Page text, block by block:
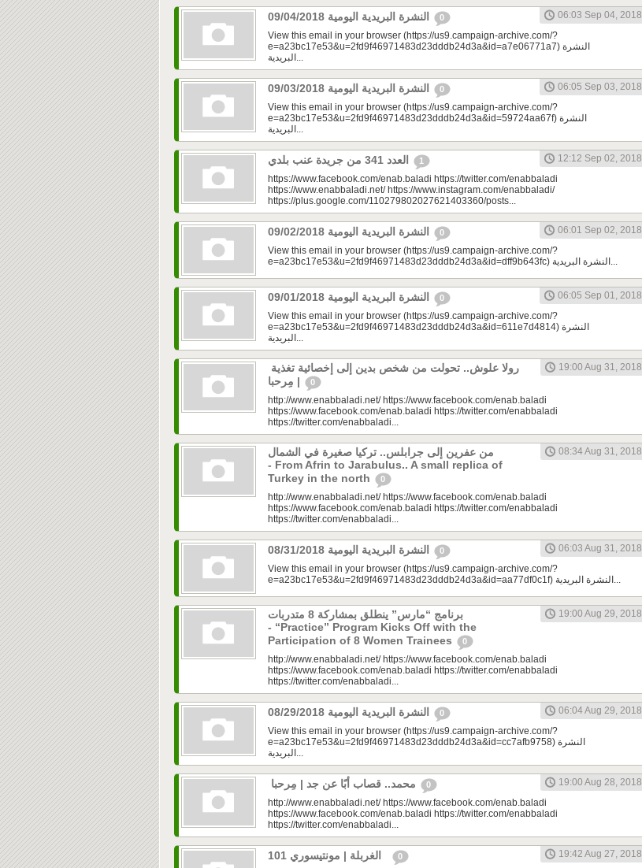
0
06:03 Sep 04, 2018
View this email in your browser (https://us9.campaign-archive.com/?
e=a23bc17e53&u=2fd9f46971483d23dddb24d3a&id=a7e06771a7) النشرة
البريدية...
0
06:05 Sep 03, 2018
View this email in your browser (https://us9.campaign-archive.com/?
e=a23bc17e53&u=2fd9f46971483d23dddb24d3a&id=59724aa67f) النشرة
البريدية...
1
12:12 Sep 02, 2018
https://www.facebook.com/enab.baladi https://twitter.com/enabbaladi
https://www.enabbaladi.net/ https://www.instagram.com/enabbaladi/
https://plus.google.com/110279802027621403360/posts...
0
06:01 Sep 02, 2018
View this email in your browser (https://us9.campaign-archive.com/?
e=a23bc17e53&u=2fd9f46971483d23dddb24d3a&id=dff9b643fc) النشرة البريدية...
0
06:05 Sep 01, 2018
View this email in your browser (https://us9.campaign-archive.com/?
e=a23bc17e53&u=2fd9f46971483d23dddb24d3a&id=611e7d4814) النشرة
البريدية...
0
19:00 Aug 31, 2018
http://www.enabbaladi.net/ https://www.facebook.com/enab.baladi
https://www.facebook.com/enab.baladi https://twitter.com/enabbaladi
https://twitter.com/enabbaladi...
من عفرين إلى جرابلس.. تركيا صغيرة في الشمال
- From Afrin to Jarabulus.. A small replica of
Turkey in the north
0
08:34 Aug 31, 2018
http://www.enabbaladi.net/ https://www.facebook.com/enab.baladi
https://www.facebook.com/enab.baladi https://twitter.com/enabbaladi
https://twitter.com/enabbaladi...
0
06:03 Aug 31, 2018
View this email in your browser (https://us9.campaign-archive.com/?
e=a23bc17e53&u=2fd9f46971483d23dddb24d3a&id=aa77df0c1f) النشرة البريدية...
برنامج “مارس” ينطلق بمشاركة 8 متدربات
- “Practice” Program Kicks Off with the
Participation of 8 Women Trainees
0
19:00 Aug 29, 2018
http://www.enabbaladi.net/ https://www.facebook.com/enab.baladi
https://www.facebook.com/enab.baladi https://twitter.com/enabbaladi
https://twitter.com/enabbaladi...
0
06:04 Aug 29, 2018
View this email in your browser (https://us9.campaign-archive.com/?
e=a23bc17e53&u=2fd9f46971483d23dddb24d3a&id=cc7afb9758) النشرة
البريدية...
0
19:00 Aug 28, 2018
http://www.enabbaladi.net/ https://www.facebook.com/enab.baladi
https://www.facebook.com/enab.baladi https://twitter.com/enabbaladi
https://twitter.com/enabbaladi...
0
19:42 Aug 27, 2018